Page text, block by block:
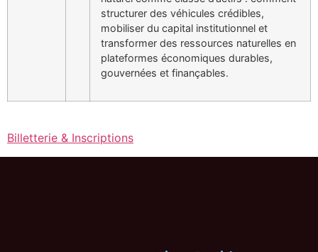
structurer des véhicules crédibles,
mobiliser du capital institutionnel et
transformer des ressources naturelles en
plateformes économiques durables,
gouvernées et finançables.
Billetterie & Inscriptions